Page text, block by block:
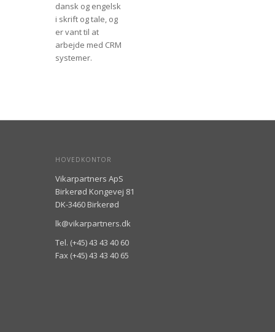
dansk og engelsk
i skrift og tale, og
er vant til at
arbejde med CRM
systemer.
HOVEDKONTOR
Vikarpartners ApS
Birkerød Kongevej 81
DK-3460 Birkerød
lk@vikarpartners.dk
Tel. (+45) 43 43 40 60
Fax (+45) 43 43 40 65